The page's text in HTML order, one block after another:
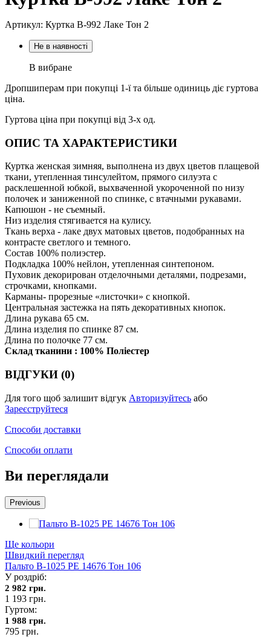
Артикул: Куртка В-992 Лаке Тон 2
Не в наявності
В вибране
Дропшиперам при покупці 1-ї та більше одиниць діє гуртова
ціна.
Гуртова ціна при покупці від 3-х од.
ОПИС ТА ХАРАКТЕРИСТИКИ
Куртка женская зимняя, выполнена из двух цветов плащевой
ткани, утепленная тинсулейтом, прямого силуэта с
расклешенной юбкой, выхваченной укороченной по низу
полочек и заниженной по спинке, с втачными рукавами.
Капюшон - не съемный.
Низ изделия стягивается на кулису.
Ткань верха - лаке двух матовых цветов, подобранных на
контрасте светлого и темного.
Состав 100% полиэстер.
Подкладка 100% нейлон, утепленная синтепоном.
Пуховик декорирован отделочными деталями, подрезами,
строчками, кнопками.
Карманы- прорезные «листочки» с кнопкой.
Центральная застежка на пять декоративных кнопок.
Длина рукава 65 см.
Длина изделия по спинке 87 см.
Длина по полочке 77 см.
Склад тканини : 100% Поліестер
ВІДГУКИ (0)
Для того щоб залишит відгук Авторизуйтесь або
Зареєструйтеся
Способи доставки
Способи оплати
Ви переглядали
Previous
Ще кольори
Швидкий перегляд
Пальто В-1025 PE 14676 Тон 106
У роздріб:
2 982 грн.
1 193 грн.
Гуртом:
1 988 грн.
795 грн.